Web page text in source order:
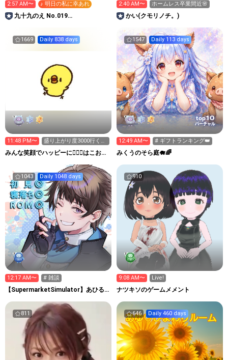
2:57 AM〜 ♪ 明日の私に幸あれ
九十九のえ No.019
2:40 AM〜 ホームレス卒業間近🌸
かい(クモリノチ。)
1669 Daily 838 days
11:48 PM〜
盛り上がり度3000行くか
力尽きるまで٩(>ω<*
みんな笑顔でハッピーに🐕‍🦺😇はこお
1547 Daily 113 days
top10
バーチャル
12:49 AM〜 # ギフトランキング👑
みくうのそら庭🐗🌈
1043 Daily 1048 days
12:17 AM〜 # 雑談
【SupermarketSimulator】あひる
910
9:08 AM〜 Live!
ナツキソのゲームメメント
811 646 Daily 460 days